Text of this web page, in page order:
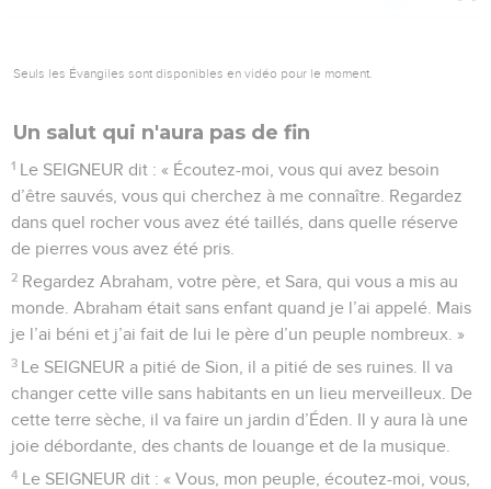
Seuls les Évangiles sont disponibles en vidéo pour le moment.
Un salut qui n'aura pas de fin
1 Le SEIGNEUR dit : « Écoutez-moi, vous qui avez besoin
d’être sauvés, vous qui cherchez à me connaître. Regardez
dans quel rocher vous avez été taillés, dans quelle réserve
de pierres vous avez été pris.
2 Regardez Abraham, votre père, et Sara, qui vous a mis au
monde. Abraham était sans enfant quand je l’ai appelé. Mais
je l’ai béni et j’ai fait de lui le père d’un peuple nombreux. »
3 Le SEIGNEUR a pitié de Sion, il a pitié de ses ruines. Il va
changer cette ville sans habitants en un lieu merveilleux. De
cette terre sèche, il va faire un jardin d’Éden. Il y aura là une
joie débordante, des chants de louange et de la musique.
4 Le SEIGNEUR dit : « Vous, mon peuple, écoutez-moi, vous,